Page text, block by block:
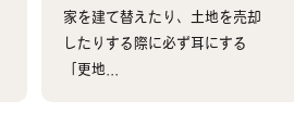
家を建て替えたり、土地を売却
したりする際に必ず耳にする
「更地...